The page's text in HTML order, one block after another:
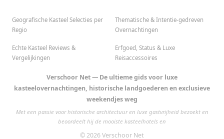
Geografische Kasteel Selecties per
Regio
Thematische & Intentie-gedreven
Overnachtingen
Echte Kasteel Reviews &
Vergelijkingen
Erfgoed, Status & Luxe
Reisaccessoires
Verschoor Net — De ultieme gids voor luxe
kasteelovernachtingen, historische landgoederen en exclusieve
weekendjes weg
Met een passie voor historische architectuur en luxe gastvrijheid bezoekt en
beoordeelt hij de mooiste kasteelhotels en
© 2026 Verschoor Net